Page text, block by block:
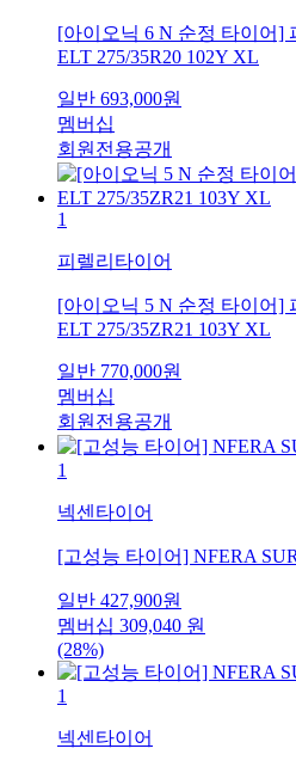
[아이오닉 6 N 순정 타이어]
ELT 275/35R20 102Y XL
일반 693,000원
멤버십
회원전용공개
1
피렐리타이어
[아이오닉 5 N 순정 타이어]
ELT 275/35ZR21 103Y XL
일반 770,000원
멤버십
회원전용공개
1
넥센타이어
[고성능 타이어] NFERA
일반 427,900원
멤버십 309,040 원
(28%)
1
넥센타이어